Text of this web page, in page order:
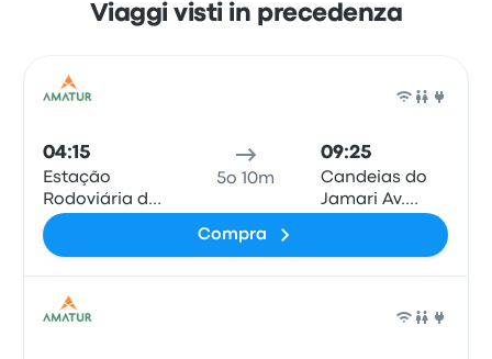
Viaggi visti in precedenza
04:15
Estação
Rodoviária de
Humaitá
5o 10m
09:25
Candeias do
Jamari Av.
Compra